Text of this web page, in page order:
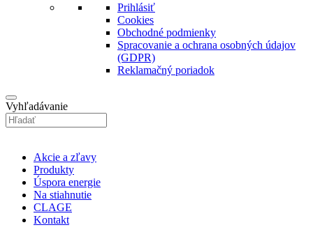
Prihlásiť
Cookies
Obchodné podmienky
Spracovanie a ochrana osobných údajov
(GDPR)
Reklamačný poriadok
Vyhľadávanie
Akcie a zľavy
Produkty
Úspora energie
Na stiahnutie
CLAGE
Kontakt